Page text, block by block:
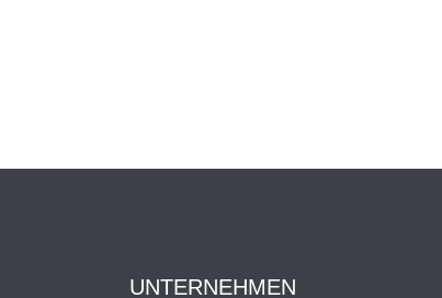
UNTERNEHMEN